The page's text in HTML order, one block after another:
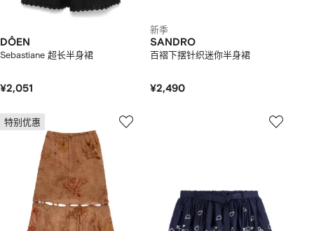
DÔEN
Sebastiane 超长半身裙
¥2,051
新季
SANDRO
百褶下摆针织迷你半身裙
¥2,490
特别优惠